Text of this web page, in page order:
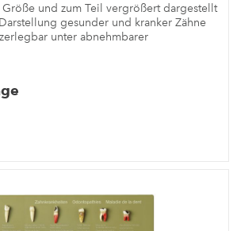
und zum Teil vergrößert dargestellt
gesunder und kranker Zähne
unter abnehmbarer